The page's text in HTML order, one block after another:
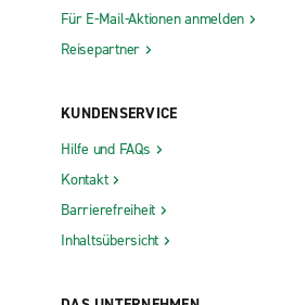
Für E-Mail-Aktionen anmelden
Reisepartner
KUNDENSERVICE
Hilfe und FAQs
Kontakt
Barrierefreiheit
Inhaltsübersicht